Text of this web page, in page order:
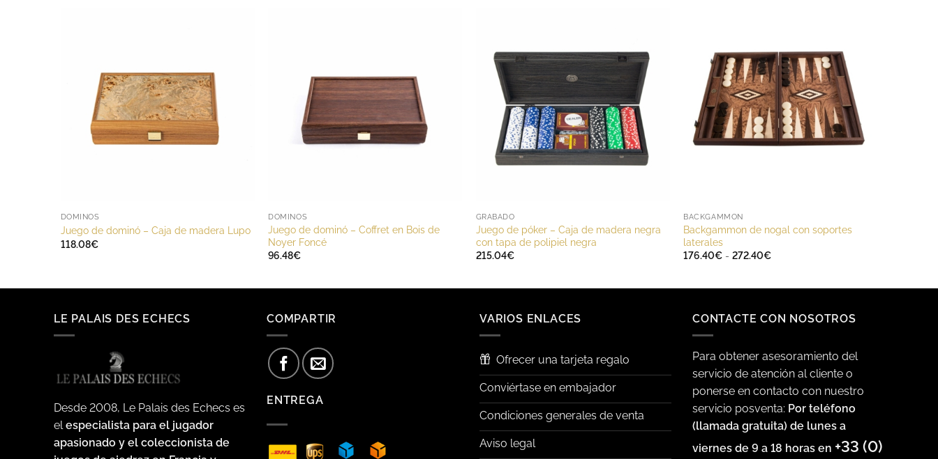
DOMINOS
Juego de dominó – Caja de madera Lupo
118.08€
DOMINOS
Juego de dominó – Coffret en Bois de
Noyer Foncé
96.48€
GRABADO
Juego de póker – Caja de madera negra
con tapa de polipiel negra
215.04€
BACKGAMMON
Backgammon de nogal con soportes
laterales
176.40€ - 272.40€Rango
272.40€
LE PALAIS DES ECHECS
Desde 2008, Le Palais des Echecs es
elespecialista para el jugador
apasionado y el coleccionista de
COMPARTIR
ENTREGA
VARIOS ENLACES
Ofrecer una tarjeta regalo
Conviértase en embajador
Condiciones generales de venta
Aviso legal
CONTACTE CON NOSOTROS
Para obtener asesoramiento del
servicio de atención al cliente o
ponerse en contacto con nuestro
servicio posventa: Por teléfono
(llamada gratuita) de lunes a
viernes de 9 a 18 horas en +33 (0)